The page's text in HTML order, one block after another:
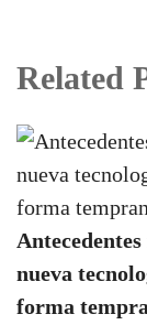
Related
nueva
forma